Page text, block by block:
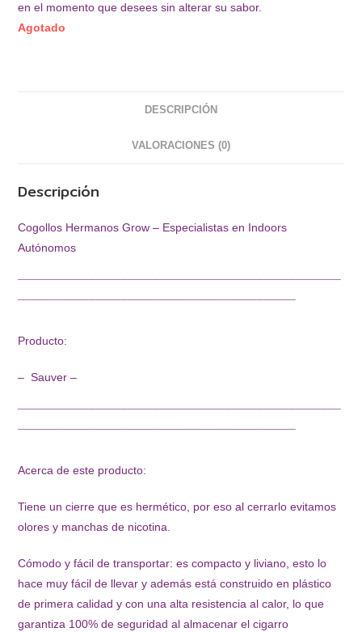
en el momento que desees sin alterar su sabor.
Agotado
DESCRIPCIÓN
VALORACIONES (0)
Descripción
Cogollos Hermanos Grow – Especialistas en Indoors
Autónomos
¯¯¯¯¯¯¯¯¯¯¯¯¯¯¯¯¯¯¯¯¯¯¯¯¯¯¯¯¯¯¯¯¯¯¯¯¯¯¯¯¯¯¯¯¯¯¯¯¯¯
¯¯¯¯¯¯¯¯¯¯¯¯¯¯¯¯¯¯¯¯¯¯¯¯¯¯¯¯¯¯¯¯¯¯¯¯¯¯¯¯¯¯¯
Producto:
– Sauver –
¯¯¯¯¯¯¯¯¯¯¯¯¯¯¯¯¯¯¯¯¯¯¯¯¯¯¯¯¯¯¯¯¯¯¯¯¯¯¯¯¯¯¯¯¯¯¯¯¯¯
¯¯¯¯¯¯¯¯¯¯¯¯¯¯¯¯¯¯¯¯¯¯¯¯¯¯¯¯¯¯¯¯¯¯¯¯¯¯¯¯¯¯¯
Acerca de este producto:
Tiene un cierre que es hermético, por eso al cerrarlo evitamos
olores y manchas de nicotina.
Cómodo y fácil de transportar: es compacto y liviano, esto lo
hace muy fácil de llevar y además está construido en plástico
de primera calidad y con una alta resistencia al calor, lo que
garantiza 100% de seguridad al almacenar el cigarro